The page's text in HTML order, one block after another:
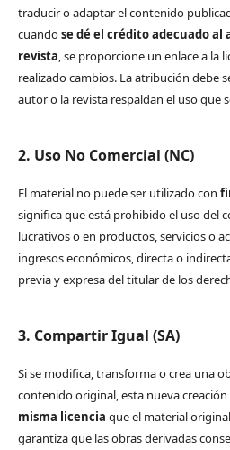
traducir o adaptar el contenido
cuandose dé el crédito adecuado al
revista, se proporcione un enlace a la
realizado cambios. La atribución debe
autor o la revista respaldan el uso que
2. Uso No Comercial (NC)
El material no puede ser utilizado con
significa que está prohibido el uso del
lucrativos o en productos, servicios o
ingresos económicos, directa o
previa y expresa del titular de los
3. Compartir Igual (SA)
Si se modifica, transforma o crea una
contenido original, esta nueva creación
misma licencia que el material
garantiza que las obras derivadas